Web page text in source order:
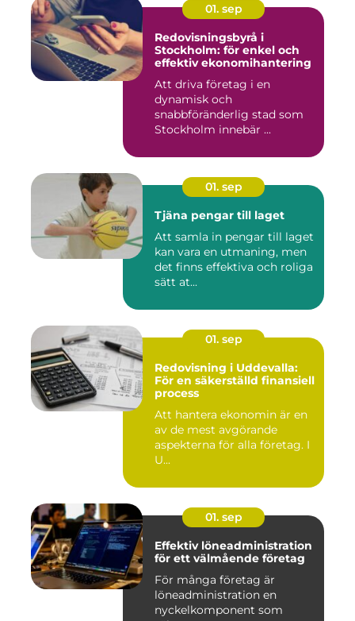
01. sep
Redovisningsbyrå i
Stockholm: för enkel och
effektiv ekonomihantering
Att driva företag i en
dynamisk och
snabbföränderlig stad som
Stockholm innebär ...
01. sep
Tjäna pengar till laget
Att samla in pengar till laget
kan vara en utmaning, men
det finns effektiva och roliga
sätt at...
01. sep
Redovisning i Uddevalla:
För en säkerställd finansiell
process
Att hantera ekonomin är en
av de mest avgörande
aspekterna för alla företag. I
U...
01. sep
Effektiv löneadministration
för ett välmående företag
För många företag är
löneadministration en
nyckelkomponent som